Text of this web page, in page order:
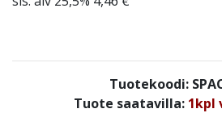
Tuotekoodi:
Tuote saatavilla: 1kpl